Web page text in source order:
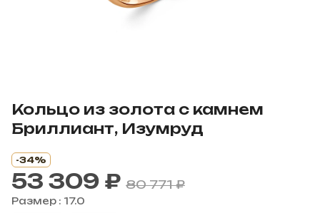
Кольцо из золота с камнем
Бриллиант, Изумруд
-34%
53 309 ₽ 80 771 ₽
Размер : 17.0